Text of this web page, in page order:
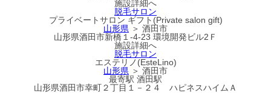
施設詳細へ
脱毛サロン
プライベートサロン ギフト(Private salon gift)
山形県 ＞ 酒田市
山形県酒田市新橋１-4-23 環境開発ビル2Ｆ
施設詳細へ
脱毛サロン
エステリノ(EsteLino)
山形県 ＞ 酒田市
最寄駅 酒田駅
山形県酒田市幸町２丁目１－２４ ハピネスハイムＡ